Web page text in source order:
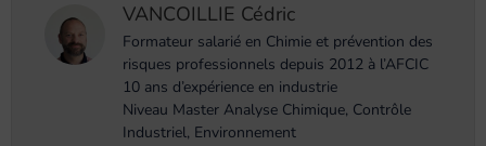
VANCOILLIE Cédric
Formateur salarié en Chimie et prévention des
risques professionnels depuis 2012 à l’AFCIC
10 ans d’expérience en industrie
Niveau Master Analyse Chimique, Contrôle
Industriel, Environnement